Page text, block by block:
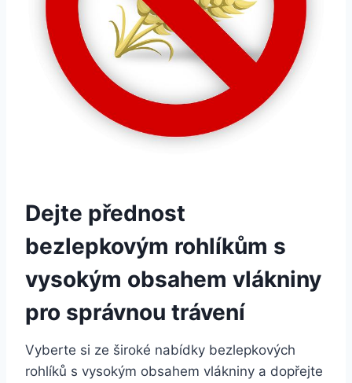
Dejte přednost
bezlepkovým rohlíkům s
vysokým obsahem vlákniny
pro správnou trávení
Vyberte si ze široké nabídky bezlepkových
rohlíků s vysokým obsahem vlákniny a dopřejte